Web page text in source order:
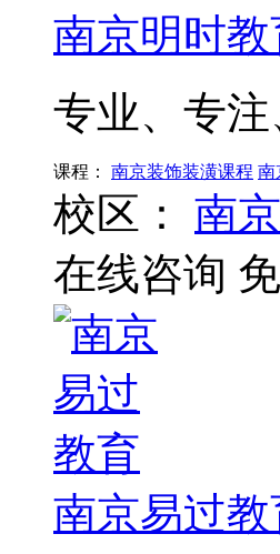
南京明时教
专业、专
课程： 南京装饰装潢课程 南
校区： 南
在线咨询
南京易过教